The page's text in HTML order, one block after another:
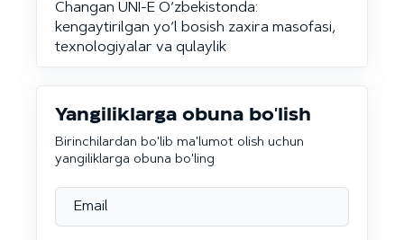
Changan UNI-E O‘zbekistonda:
kengaytirilgan yo‘l bosish zaxira masofasi,
texnologiyalar va qulaylik
Yangiliklarga obuna bo'lish
Birinchilardan bo'lib ma'lumot olish uchun
yangiliklarga obuna bo'ling